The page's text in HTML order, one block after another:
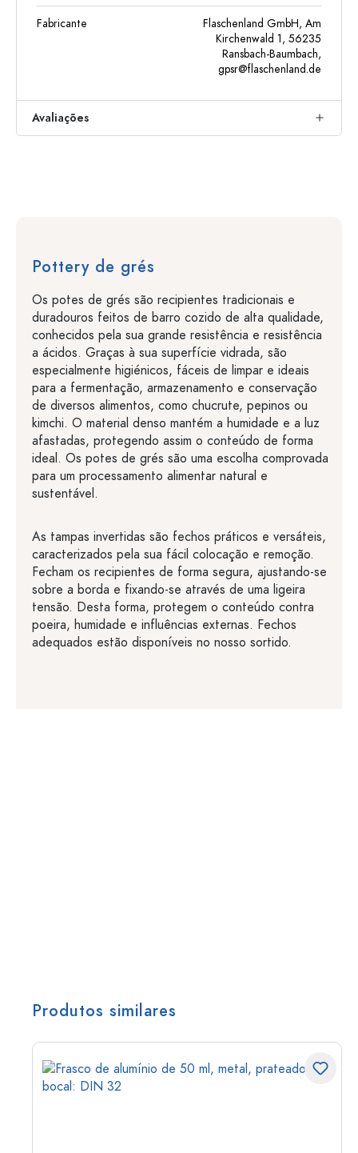
Fabricante
Flaschenland GmbH, Am
Kirchenwald 1, 56235
Ransbach-Baumbach,
gpsr@flaschenland.de
Avaliações
Pottery de grés
Os potes de grés são recipientes tradicionais e
duradouros feitos de barro cozido de alta qualidade,
conhecidos pela sua grande resistência e resistência
a ácidos. Graças à sua superfície vidrada, são
especialmente higiénicos, fáceis de limpar e ideais
para a fermentação, armazenamento e conservação
de diversos alimentos, como chucrute, pepinos ou
kimchi. O material denso mantém a humidade e a luz
afastadas, protegendo assim o conteúdo de forma
ideal. Os potes de grés são uma escolha comprovada
para um processamento alimentar natural e
sustentável.
As tampas invertidas são fechos práticos e versáteis,
caracterizados pela sua fácil colocação e remoção.
Fecham os recipientes de forma segura, ajustando-se
sobre a borda e fixando-se através de uma ligeira
tensão. Desta forma, protegem o conteúdo contra
poeira, humidade e influências externas. Fechos
adequados estão disponíveis no nosso sortido.
Produtos similares